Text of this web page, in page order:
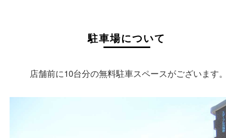
住所
〒870-0844